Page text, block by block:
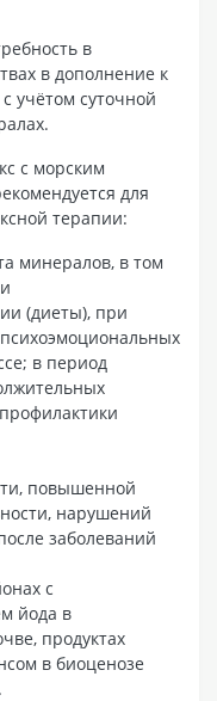
в
в дополнение к
учётом суточной
с морским
для
терапии:
минералов, в том
(диеты), при
в период
повышенной
нарушений
заболеваний
с
йода в
продуктах
в биоценозе